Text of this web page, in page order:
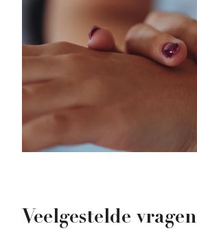
Veelgestelde vragen